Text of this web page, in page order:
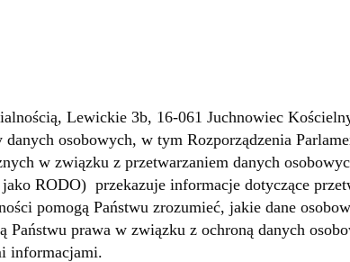
Lewickie 3b, 16-061 Juchnowiec
osobowych, w tym Rozporządzenia
w związku z przetwarzaniem danych
RODO) przekazuje informacje dotyczące
pomogą Państwu zrozumieć, jakie dane
Państwu prawa w związku z ochroną danych
informacjami.